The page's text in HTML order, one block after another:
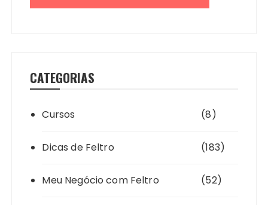
CATEGORIAS
Cursos (8)
Dicas de Feltro (183)
Meu Negócio com Feltro (52)